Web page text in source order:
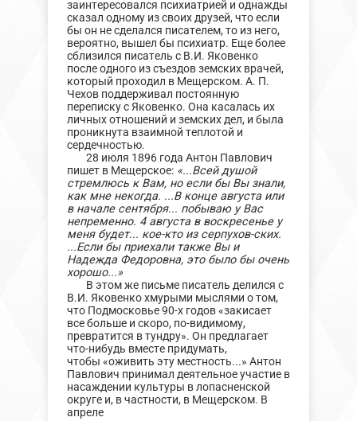
заинтересовался психиатрией и однажды
сказал одному из своих друзей, что если
бы он не сделался писателем, то из него,
вероятно, вышел бы психиатр. Еще более
сблизился писатель с В.И. Яковенко
после одного из съездов земских врачей,
который проходил в Мещерском. А. П.
Чехов поддерживал постоянную
переписку с Яковенко. Она касалась их
личных отношений и земских дел, и была
проникнута взаимной теплотой и
сердечностью.
28 июля 1896 года Антон Павлович
пишет в Мещерское:«...Всей душой
стремлюсь к Вам, но если бы Вы знали,
как мне некогда. ...В конце августа или
в начале сентября... побываю у Вас
непременно. 4 августа в воскресенье у
меня будет... кое-кто из серпухов-ских.
...Если бы приехали также Вы и
Надежда Федоровна, это было бы очень
хорошо...»
В этом же письме писатель делился с
В.И. Яковенко хмурыми мыслями о том,
что Подмосковье 90-х годов «закисает
все больше и скоро, по-видимому,
превратится в тундру». Он предлагает
что-нибудь вместе придумать,
чтобы «оживить эту местность...» Антон
Павлович принимал деятельное участие в
насаждении культуры в лопасненской
округе и, в частности, в Мещерском. В
апреле